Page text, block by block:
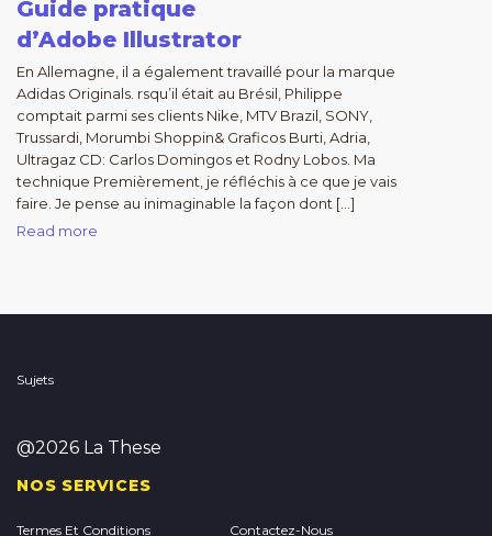
Guide pratique
d’Adobe Illustrator
En Allemagne, il a également travaillé pour la marque
Adidas Originals. rsqu’il était au Brésil, Philippe
comptait parmi ses clients Nike, MTV Brazil, SONY,
Trussardi, Morumbi Shoppin& Graficos Burti, Adria,
Ultragaz CD: Carlos Domingos et Rodny Lobos. Ma
technique Premièrement, je réfléchis à ce que je vais
faire. Je pense au inimaginable la façon dont […]
Read more
Sujets
@2026 La These
NOS SERVICES
Termes Et Conditions Contactez-Nous